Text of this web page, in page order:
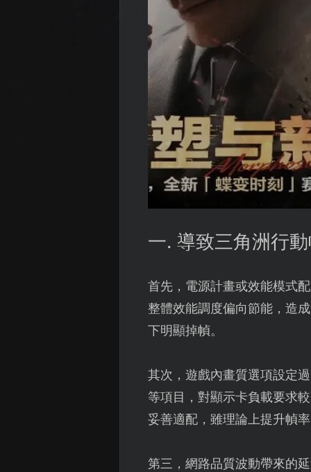
一. 導致三角洲行
首先，電源計畫或效能模式
整體效能調度偏向節能，造
下明顯掉幀。
其次，遊戲內畫質選項設定
等項目，對顯示卡負載要求
妥善適配，雖理論上提升幀
第三，網路品質波動帶來的